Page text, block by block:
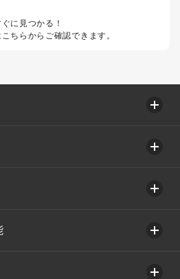
に見つかる！
ちらからご確認できます。